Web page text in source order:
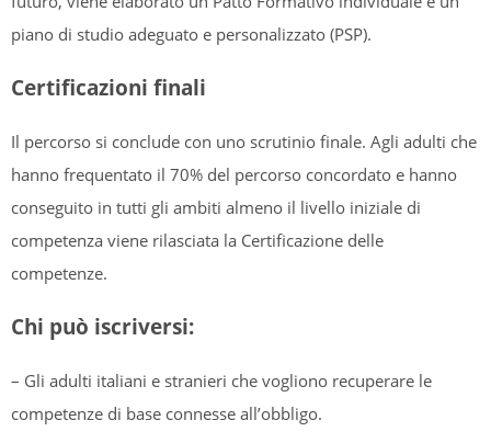
piano di studio adeguato e personalizzato (PSP).
Certificazioni finali
Il percorso si conclude con uno scrutinio finale. Agli adulti che
hanno frequentato il 70% del percorso concordato e hanno
conseguito in tutti gli ambiti almeno il livello iniziale di
competenza viene rilasciata la Certificazione delle
competenze.
Chi può iscriversi:
– Gli adulti italiani e stranieri che vogliono recuperare le
competenze di base connesse all’obbligo.